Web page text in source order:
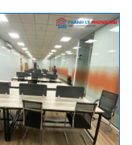
610.000₫.